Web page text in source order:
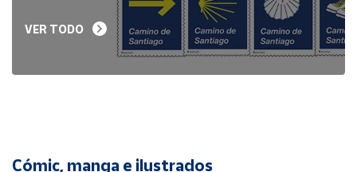
VER TODO
Cómic, manga e ilustrados